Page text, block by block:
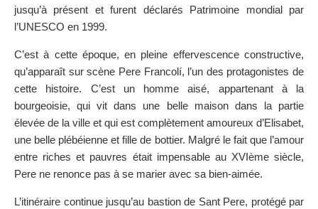
jusqu’à présent et furent déclarés Patrimoine mondial par
l’UNESCO en 1999.
C’est à cette époque, en pleine effervescence constructive,
qu’apparaît sur scène Pere Francolí, l’un des protagonistes de
cette histoire. C’est un homme aisé, appartenant à la
bourgeoisie, qui vit dans une belle maison dans la partie
élevée de la ville et qui est complètement amoureux d’Elisabet,
une belle plébéienne et fille de bottier. Malgré le fait que l’amour
entre riches et pauvres était impensable au XVIème siècle,
Pere ne renonce pas à se marier avec sa bien-aimée.
L’itinéraire continue jusqu’au bastion de Sant Pere, protégé par